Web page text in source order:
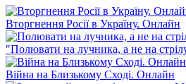
Вторгнення Росії в Україну. Онлайн
"Полювати на лучника, а не на
Війна на Близькому Сході. Онлайн